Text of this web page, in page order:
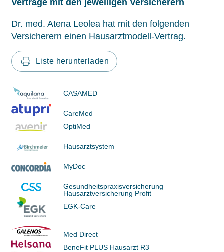
Verträge mit den jeweiligen Versicherern
Dr. med. Atena Leolea hat mit den folgenden
Versicherern einen Hausarztmodell-Vertrag.
Liste herunterladen
CASAMED
CareMed
OptiMed
Hausarztsystem
MyDoc
Gesundheitspraxisversicherung
Hausarztversicherung Profit
EGK-Care
Med Direct
BeneFit PLUS Hausarzt R3